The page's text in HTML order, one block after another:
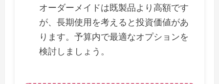
オーダーメイドは既製品より高額です
が、長期使用を考えると投資価値があ
ります。予算内で最適なオプションを
検討しましょう。